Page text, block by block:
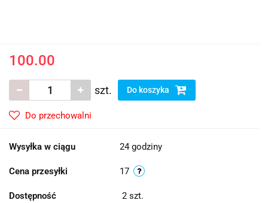
100.00
szt. Do koszyka
Do przechowalni
Wysyłka w ciągu 24 godziny
Cena przesyłki 17
Dostępność 2 szt.